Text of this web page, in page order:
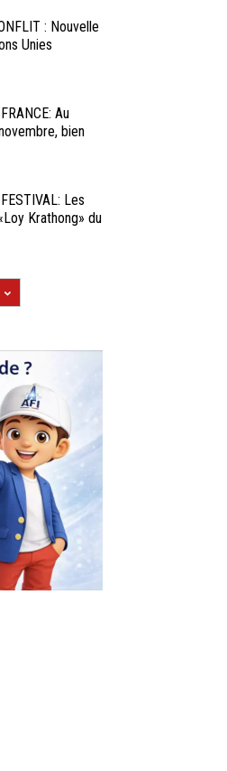
: Nouvelle
Unies
Au
bien
Les
Krathong» du